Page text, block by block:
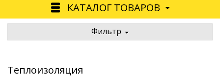
КАТАЛОГ ТОВАРОВ
Фильтр
Теплоизоляция